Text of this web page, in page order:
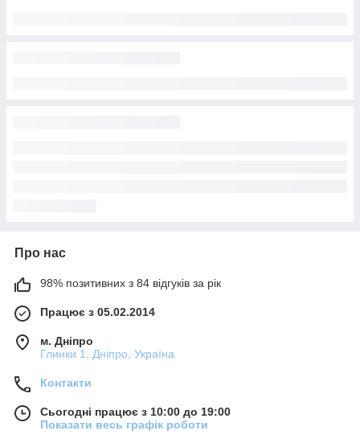
Про нас
98% позитивних з 84 відгуків за рік
Працює з 05.02.2014
м. Дніпро
Глинки 1, Дніпро, Україна
Контакти
Сьогодні працює з 10:00 до 19:00
Показати весь графік роботи